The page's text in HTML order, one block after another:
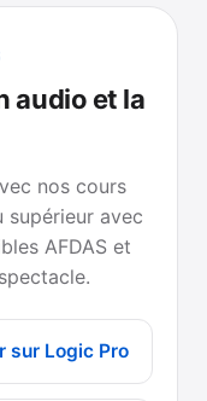
audio et la
nos cours
supérieur avec
AFDAS et
sur Logic Pro